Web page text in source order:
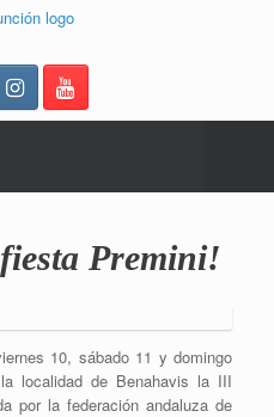
Premini!
10, sábado 11 y domingo
localidad de Benahavis la III
por la federación andaluza de